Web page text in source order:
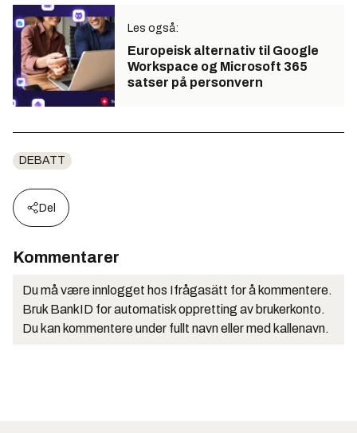
Les også:
Europeisk alternativ til Google
Workspace og Microsoft 365
satser på personvern
DEBATT
Del
Kommentarer
Du må være innlogget hos Ifrågasätt for å kommentere.
Bruk BankID for automatisk oppretting av brukerkonto.
Du kan kommentere under fullt navn eller med kallenavn.